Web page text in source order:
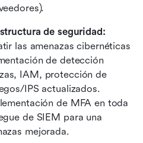
de seguridad:
las amenazas cibernéticas
de detección
IAM, protección de
IPS actualizados.
de MFA en toda
de SIEM para una
mejorada.